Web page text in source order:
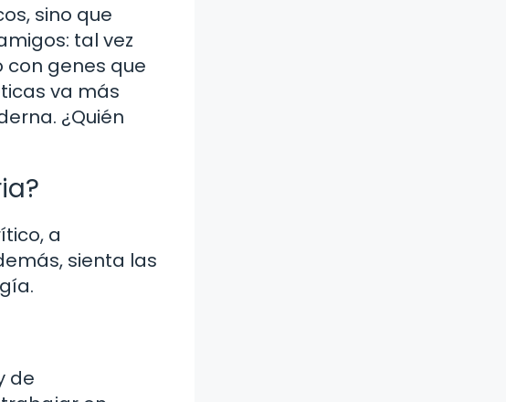
sino que
tal vez
genes que
va más
¿Quién
a
sienta las
de